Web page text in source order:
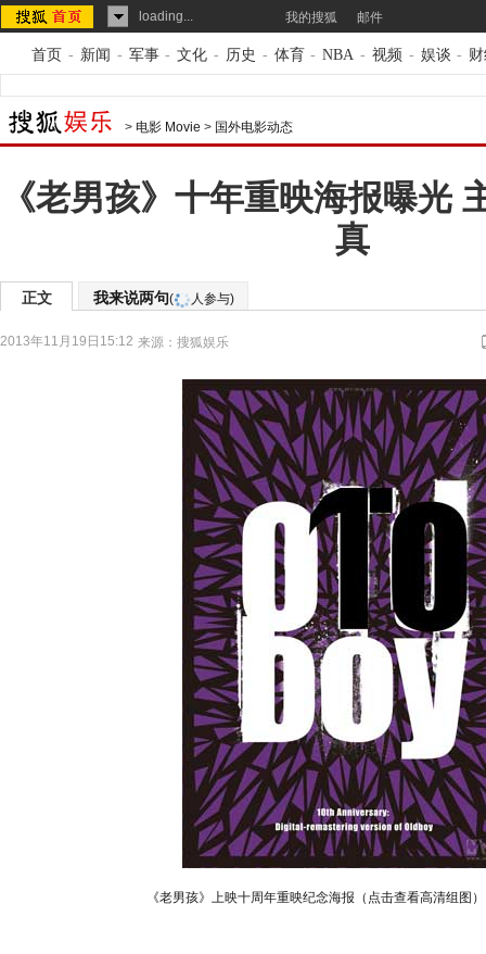
loading... 我的搜狐 邮件
首页 - 新闻 - 军事 - 文化 - 历史 - 体育 - NBA - 视频 - 娱谈 -
> 电影 Movie > 国外电影动态
《老男孩》十年重映海报曝光
真
正文 我来说两句( 人参与)
2013年11月19日15:12 来源： 搜狐娱乐
《老男孩》上映十周年重映纪念海报（点击查看高清组图）